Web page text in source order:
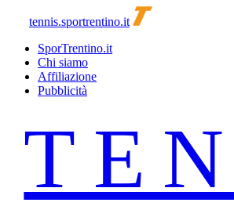
tennis.sportrentino.it
SporTrentino.it
Chi siamo
Affiliazione
Pubblicità